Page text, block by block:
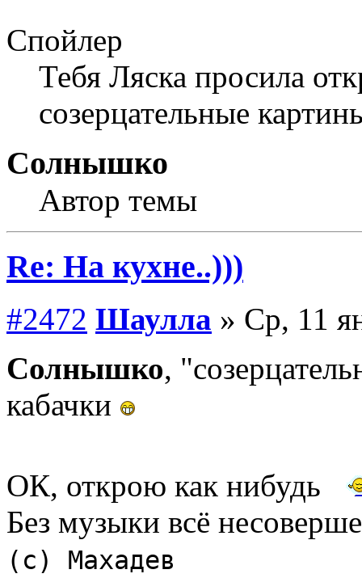
Спойлер
Тебя Ляска просила
созерцательные
Солнышко
Автор темы
Re: На кухне..)))
#2472 Шаулла » Ср, 11
Солнышко,
кабачки
ОК, открою как нибудь
Без музыки всё
(с) Махадев